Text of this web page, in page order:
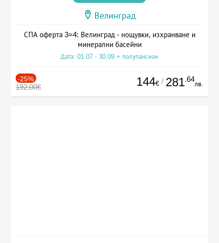
Велинград
СПА оферта 3=4: Велинград - нощувки, изхранване и
минерални басейни
Дата: 01.07 - 30.09 + полупансион
-25%
192.00€ 144€ / 281.64
лв.